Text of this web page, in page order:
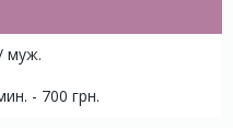
муж.
- 700 грн.